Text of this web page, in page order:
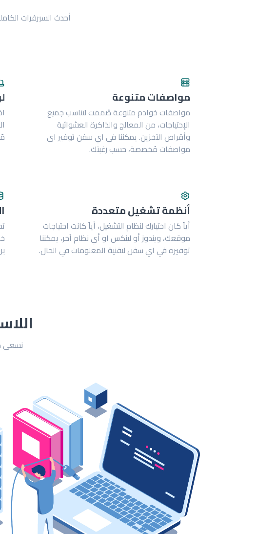
أحدث السيرفرات
مواصفات متنوعة
مواصفات خوادم متنوعة صُممت لتناسب جميع
الإحتياجات، من المعالج والذاكرة العشوائية
وأقراص التخزين. يمكننا في اي سفن توفير اي
مواصفات مُخصصة، حسب رغبتك.
أنظمة تشغيل متعددة
أياً كان اختيارك لنظام التشغيل، أياً كانت احتياجات
موقعك، ويندوز أو لينكس او أي نظام آخر، يمكننا
توفيره في اي سفن لتقنية المعلومات في الحال.
نسعى